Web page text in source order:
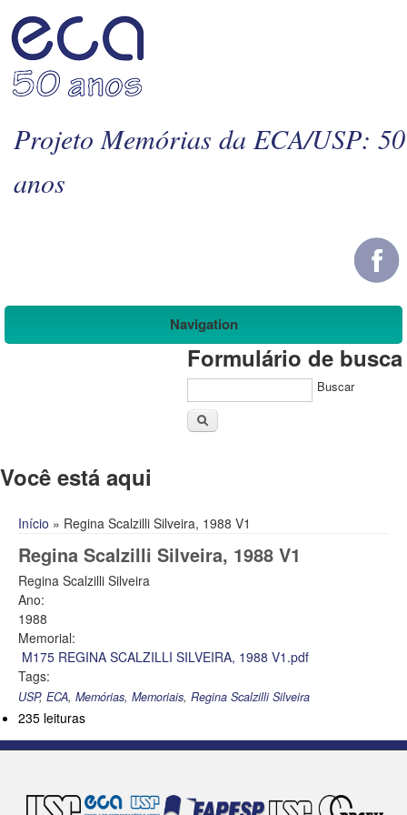
Projeto Memórias da ECA/USP: 50
anos
Navigation
Formulário de busca
Buscar
Você está aqui
Início » Regina Scalzilli Silveira, 1988 V1
Regina Scalzilli Silveira, 1988 V1
Regina Scalzilli Silveira
Ano:
1988
Memorial:
M175 REGINA SCALZILLI SILVEIRA, 1988 V1.pdf
Tags:
USP, ECA, Memórias, Memoriais, Regina Scalzilli Silveira
235 leituras